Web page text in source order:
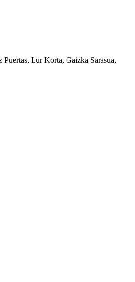
Lur Korta, Gaizka Sarasua,